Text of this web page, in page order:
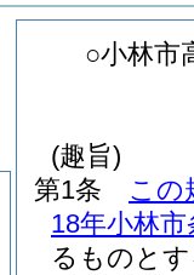
○小林市
(趣旨)
第1条
この
18年小林
るものと